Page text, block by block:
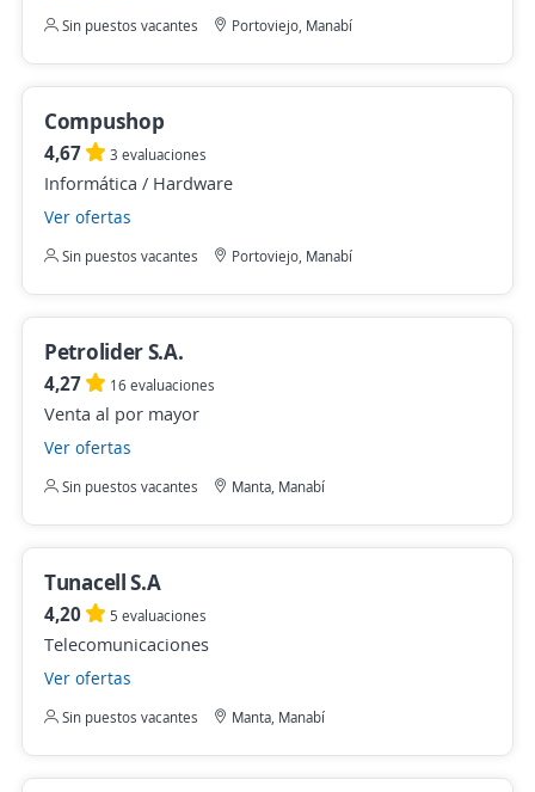
Sin puestos vacantes Portoviejo, Manabí
Compushop
4,67 3 evaluaciones
Informática / Hardware
Ver ofertas
Sin puestos vacantes Portoviejo, Manabí
Petrolider S.A.
4,27 16 evaluaciones
Venta al por mayor
Ver ofertas
Sin puestos vacantes Manta, Manabí
Tunacell S.A
4,20 5 evaluaciones
Telecomunicaciones
Ver ofertas
Sin puestos vacantes Manta, Manabí